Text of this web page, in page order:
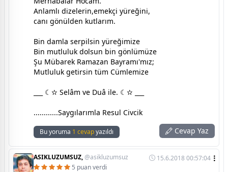
Anlamlı dizelerin,emekçi yüreğini,
canı gönülden kutlarım.
Bin damla serpilsin yüreğimize
Bin mutluluk dolsun bin gönlümüze
Şu Mübarek Ramazan Bayramı'mız;
Mutluluk getirsin tüm Cümlemize
___ ☾✫ Selâm ve Duâ ile. ☾✫ ___
............Saygılarımla Resul Civcik
Bu yoruma 1 cevapyazıldı Cevap Yaz
ASIKLUZUMSUZ,@asikluzumsuz
15.6.2018 00:57:04
5 puan verdi